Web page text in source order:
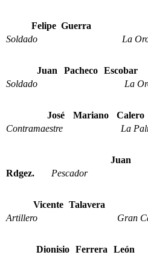
Felipe Guerra
Soldado La
Juan Pacheco Escobar
Soldado La
José Mariano Calero
Contramaestre La
Juan de
Rdgez. Pescador Santa
Vicente Talavera
Artillero Gran
Dionisio Ferrera León